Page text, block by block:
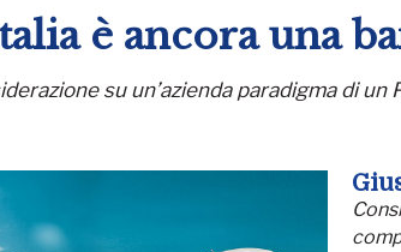
è ancora una
su un’azienda paradigma di